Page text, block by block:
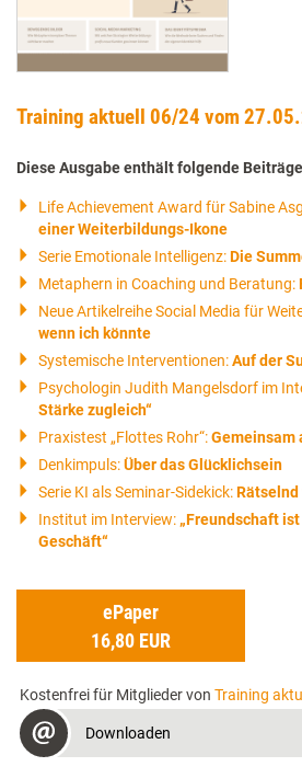
Training aktuell 06/24 vom
Diese Ausgabe enthält folgende
Life Achievement Award für Sabine
einer Weiterbildungs-Ikone
Serie Emotionale Intelligenz:Die
Metaphern in Coaching und Beratung:
Neue Artikelreihe Social Media für
wenn ich könnte
Systemische Interventionen:Auf der
Psychologin Judith Mangelsdorf im
Stärke zugleich“
Praxistest „Flottes Rohr“:Gemeinsam
Denkimpuls:Über das Glücklichsein
Serie KI als Seminar-Sidekick:
Institut im Interview: „Freundschaft
Geschäft“
ePaper
16,80 EUR
Kostenfrei für Mitglieder von Training
Downloaden